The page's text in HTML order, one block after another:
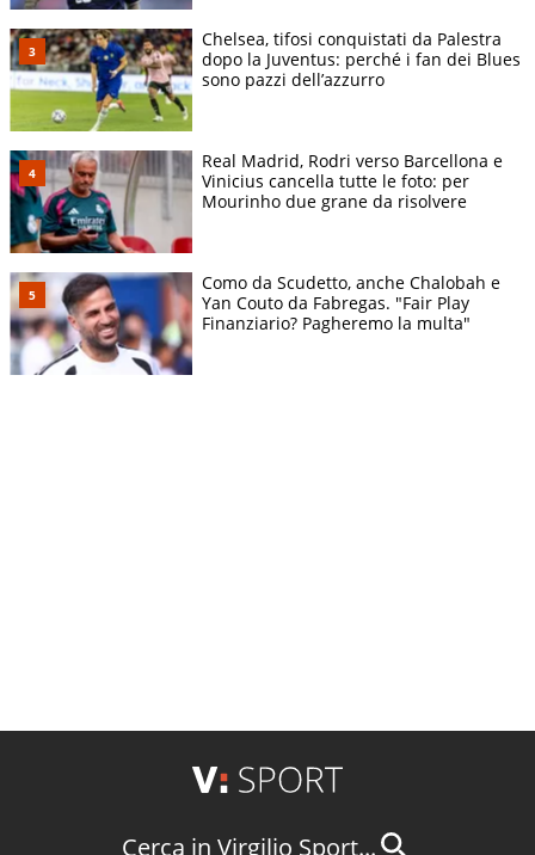
Chelsea, tifosi conquistati da Palestra
dopo la Juventus: perché i fan dei Blues
sono pazzi dell’azzurro
Real Madrid, Rodri verso Barcellona e
Vinicius cancella tutte le foto: per
Mourinho due grane da risolvere
Como da Scudetto, anche Chalobah e
Yan Couto da Fabregas. "Fair Play
Finanziario? Pagheremo la multa"
Cerca in Virgilio Sport...